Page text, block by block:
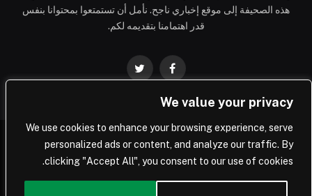
We value your privacy
We use cookies to enhance your browsing experience, serve
personalized ads or content, and analyze our traffic. By
clicking "Accept All", you consent to our use of cookies.
هذه الصحيفة إلى موقع إخباري ناجح. نأمل أن تستمتعوا بمحتوانا بنفس
قدر اهتمامنا بتقديمه لكم.
فيسبوكتويتر
المملكة العربية السعودية أعمال تكنولوجيا العالم